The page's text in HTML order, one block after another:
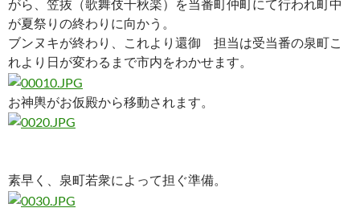
がら、笠抜（歌舞伎千秋楽）を当番町仲町にて行われ町中
が夏祭りの終わりに向かう。
ブンヌキが終わり、これより還御 担当は受当番の泉町こ
れより日が変わるまで市内をわかせます。
お神輿がお仮殿から移動されます。
素早く、泉町若衆によって担ぐ準備。